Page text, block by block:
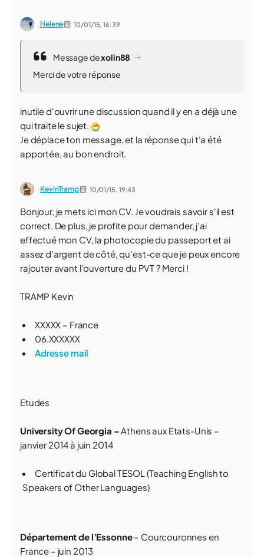
Helene 10/01/15,16:39
Message dexolin88
Merci de votre réponse
inutile d'ouvrir une discussion quand il y en a déjà une
qui traite le sujet.
Je déplace ton message, et la réponse qui t'a été
apportée, au bon endroit.
KevinTramp 10/01/15, 19:43
Bonjour, je mets ici mon CV. Je voudrais savoir s'il est
correct. De plus, je profite pour demander, j'ai
effectué mon CV, la photocopie du passeport et ai
assez d'argent de côté, qu'est-ce que je peux encore
rajouter avant l'ouverture du PVT ? Merci !
TRAMP Kevin
XXXXX – France
06.XXXXXX
Adresse mail
Etudes
University Of Georgia –Athens aux Etats-Unis –
janvier 2014 à juin 2014
Certificat du Global TESOL (Teaching English to
Speakers of Other Languages)
Département de l’Essonne– Courcouronnes en
France – juin 2013